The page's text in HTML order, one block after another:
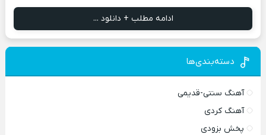
ادامه مطلب + دانلود ...
دسته‌بندی‌ها
آهنگ سنتی-قدیمی
آهنگ کردی
پخش بزودی